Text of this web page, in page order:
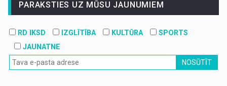
PARAKSTIES UZ MŪSU JAUNUMIEM
RD IKSD IZGLĪTĪBA KULTŪRA
SPORTS
JAUNATNE
NOSŪTĪT